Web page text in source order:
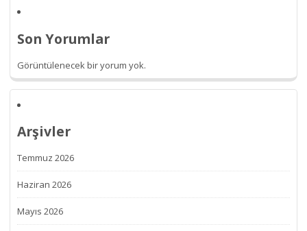
Son Yorumlar
Görüntülenecek bir yorum yok.
Arşivler
Temmuz 2026
Haziran 2026
Mayıs 2026